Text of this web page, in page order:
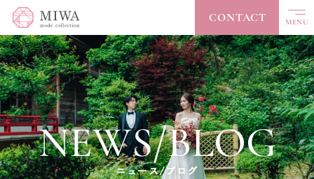
CONTACT MENU
CLOSE
TOP トップ
ABOUT 私たちについて
COLLECTION コレクション
NEWS/BLOG
ニュース/ブログ